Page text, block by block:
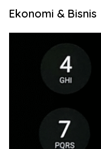
Ekonomi & Bisnis